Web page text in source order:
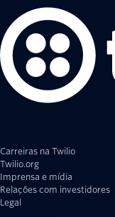
Carreiras na Twilio
Twilio.org
Imprensa e mídia
Relações com investidores
Legal